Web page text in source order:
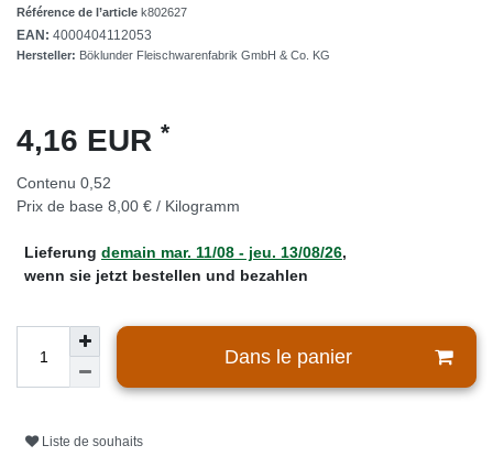
Référence de l’article k802627
EAN: 4000404112053
Hersteller: Böklunder Fleischwarenfabrik GmbH & Co. KG
4,16 EUR *
Contenu 0,52
Prix de base 8,00 € / Kilogramm
Lieferung demain mar. 11/08 - jeu. 13/08/26,
wenn sie jetzt bestellen und bezahlen
Dans le panier
Liste de souhaits